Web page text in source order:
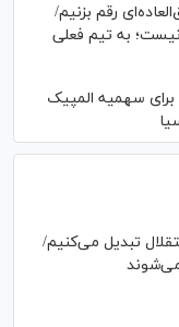
رقم بزنیم/
به تیم فعلی
برای سهمیه المپیک
تبدیل می‌کنیم/